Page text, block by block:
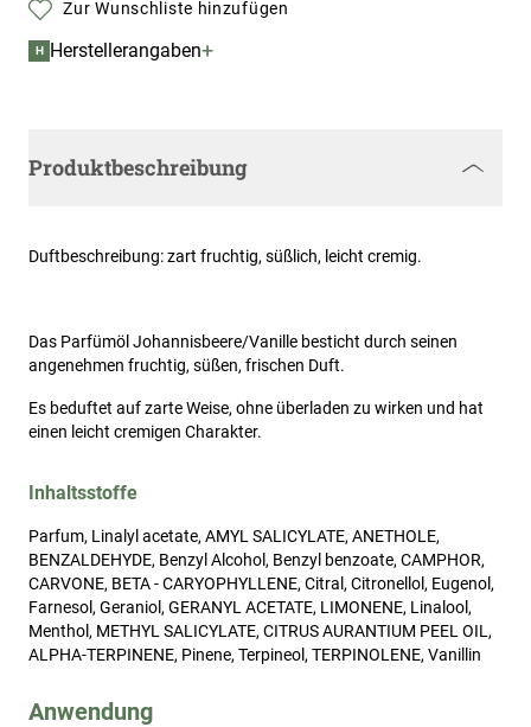
Zur Wunschliste hinzufügen
H Herstellerangaben+
Produktbeschreibung
Duftbeschreibung: zart fruchtig, süßlich, leicht cremig.
Das Parfümöl Johannisbeere/Vanille besticht durch seinen
angenehmen fruchtig, süßen, frischen Duft.
Es beduftet auf zarte Weise, ohne überladen zu wirken und hat
einen leicht cremigen Charakter.
Inhaltsstoffe
Parfum, Linalyl acetate, AMYL SALICYLATE, ANETHOLE,
BENZALDEHYDE, Benzyl Alcohol, Benzyl benzoate, CAMPHOR,
CARVONE, BETA - CARYOPHYLLENE, Citral, Citronellol, Eugenol,
Farnesol, Geraniol, GERANYL ACETATE, LIMONENE, Linalool,
Menthol, METHYL SALICYLATE, CITRUS AURANTIUM PEEL OIL,
ALPHA-TERPINENE, Pinene, Terpineol, TERPINOLENE, Vanillin
Anwendung